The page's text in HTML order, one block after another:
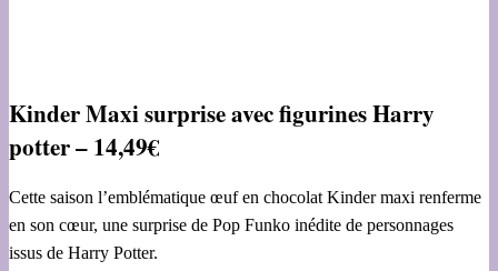
Kinder Maxi surprise avec figurines Harry
potter – 14,49€
Cette saison l’emblématique œuf en chocolat Kinder maxi renferme
en son cœur, une surprise de Pop Funko inédite de personnages
issus de Harry Potter.